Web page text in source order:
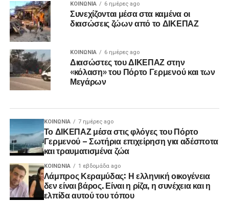
ΚΟΙΝΩΝΊΑ 6 ημέρες ago
Συνεχίζονται μέσα στα καμένα οι
διασώσεις ζώων από το ΔΙΚΕΠΑΖ
ΚΟΙΝΩΝΊΑ 6 ημέρες ago
Διασώστες του ΔΙΚΕΠΑΖ στην
«κόλαση» του Πόρτο Γερμενού και των
Μεγάρων
ΚΟΙΝΩΝΊΑ 7 ημέρες ago
Το ΔΙΚΕΠΑΖ μέσα στις φλόγες του Πόρτο
Γερμενού – Σωτήρια επιχείρηση για αδέσποτα
και τραυματισμένα ζώα
ΚΟΙΝΩΝΊΑ 1 εβδομάδα ago
Λάμπρος Κεραμύδας: Η ελληνική οικογένεια
δεν είναι βάρος. Είναι η ρίζα, η συνέχεια και η
ελπίδα αυτού του τόπου